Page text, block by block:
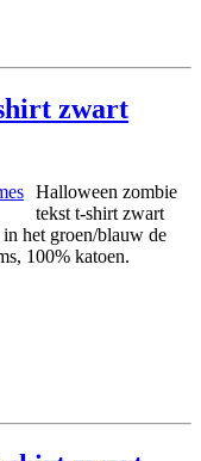
zwart
Halloween zombie
tekst t-shirt zwart
het groen/blauw de
100% katoen.